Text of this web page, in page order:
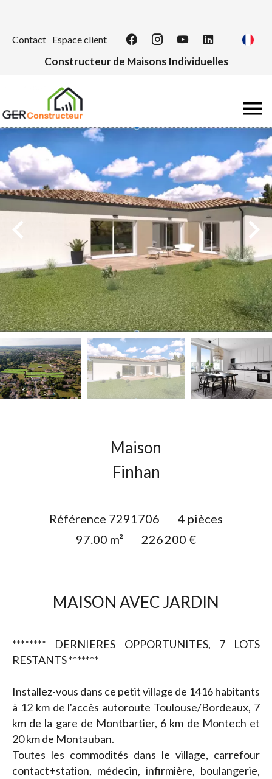
Contact Espace client
Constructeur de Maisons Individuelles
Maison
Finhan
Référence 7291706
4 pièces
97.00 m² 226 200 €
MAISON AVEC JARDIN
******** DERNIERES OPPORTUNITES, 7 LOTS
RESTANTS *******
Installez-vous dans ce petit village de 1416 habitants
à 12 km de l'accès autoroute Toulouse/Bordeaux, 7
km de la gare de Montbartier, 6 km de Montech et
20 km de Montauban.
Toutes les commodités dans le village, carrefour
contact+station, médecin, infirmière, boulangerie,